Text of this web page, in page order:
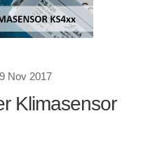
Nov 2017
Klimasensor